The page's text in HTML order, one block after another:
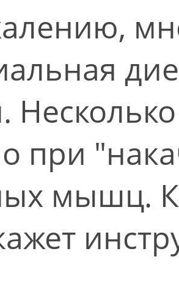
при
мышц.